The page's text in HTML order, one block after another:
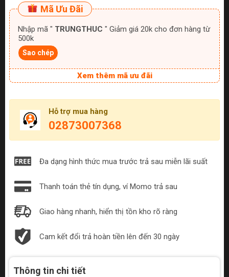
Mã Ưu Đãi
Nhập mã " TRUNGTHUC " Giảm giá 20k cho đơn hàng từ
500k
Sao chép
Xem thêm mã ưu đãi
Hỗ trợ mua hàng
02873007368
Đa dạng hình thức mua trước trả sau miễn lãi suất
Thanh toán thẻ tín dụng, ví Momo trả sau
Giao hàng nhanh, hiển thị tồn kho rõ ràng
Cam kết đổi trả hoàn tiền lên đến 30 ngày
Thông tin chi tiết